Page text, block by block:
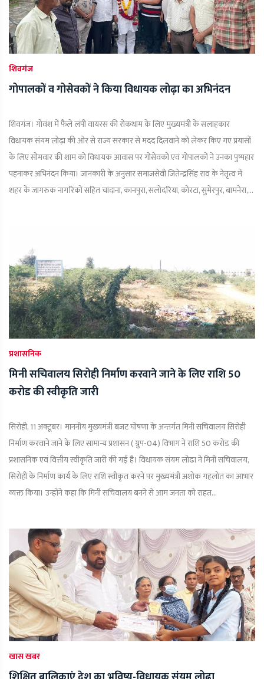
शिवगंज
गोपालकों व गोसेवकों ने किया विधायक लोढ़ा का अभिनंदन
शिवगंज। गोवंश में फैले लंपी वायरस की रोकथाम के लिए मुख्यमंत्री के सलाहकार
विधायक संयम लोढ़ा की ओर से राज्य सरकार से मदद दिलवाने को लेकर किए गए प्रयासों
के लिए सोमवार की शाम को विधायक आवास पर गोसेवकों एवं गोपालकों ने उनका पुष्पहार
पहनाकर अभिनंदन किया। जानकारी के अनुसार समाजसेवी जितेन्द्रसिंह राव के नेतृत्व में
शहर के जागरुक नागरिकों सहित चांदाना, कानपुरा, सलोदरिया, कोरटा, सुमेरपुर, बामनेरा,...
प्रशासनिक
मिनी सचिवालय सिरोही निर्माण करवाने जाने के लिए राशि 50
करोड की स्वीकृति जारी
सिरोही, 11 अक्टूबर। माननीय मुख्यमंत्री बजट घोषणा के अन्तर्गत मिनी सचिवालय सिरोही
निर्माण करवाने जाने के लिए सामान्य प्रशासन ( ग्रुप-04) विभाग ने राशि 50 करोड की
प्रशासनिक एवं वित्तीय स्वीकृति जारी की गई है। विधायक संयम लोढा ने मिनी सचिवालय,
सिरोही के निर्माण कार्य के लिए राशि स्वीकृत करने पर मुख्यमंत्री अशोक गहलोत का आभार
व्यक्त किया। उन्होंने कहा कि मिनी सचिवालय बनने से आम जनता को राहत...
खास खबर